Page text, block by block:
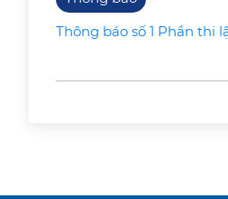
Thông báo số 1 Phần thi